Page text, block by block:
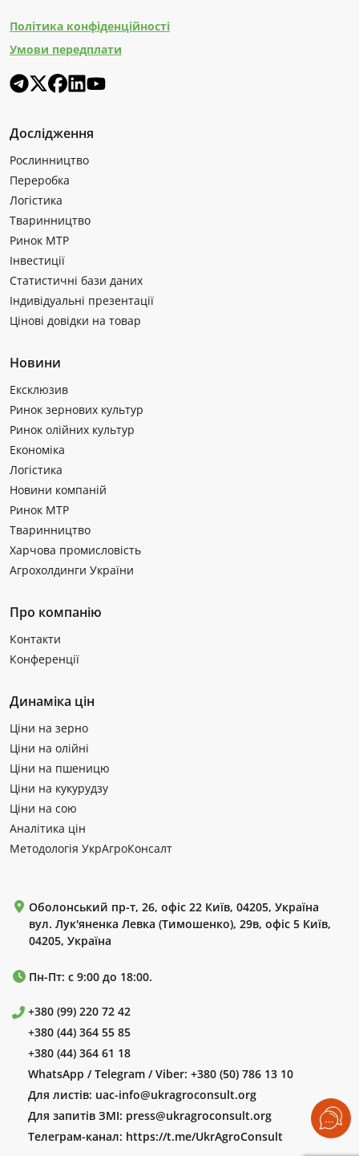
Політика конфіденційності
Умови передплати
Дослідження
Рослинництво
Переробка
Логістика
Тваринництво
Ринок МТР
Інвестиції
Статистичні бази даних
Індивідуальні презентації
Цінові довідки на товар
Новини
Ексклюзив
Ринок зернових культур
Ринок олійних культур
Економіка
Логістика
Новини компаній
Ринок МТР
Тваринництво
Харчова промисловість
Агрохолдинги України
Про компанію
Контакти
Конференції
Динаміка цін
Ціни на зерно
Ціни на олійні
Ціни на пшеницю
Ціни на кукурудзу
Ціни на сою
Аналітика цін
Методологія УкрАгроКонсалт
Оболонський пр-т, 26, офіс 22 Київ, 04205, Україна
вул. Лук'яненка Левка (Тимошенко), 29в, офіс 5 Київ,
04205, Україна
Пн-Пт: с 9:00 до 18:00.
+380 (99) 220 72 42
+380 (44) 364 55 85
+380 (44) 364 61 18
WhatsApp / Telegram / Viber: +380 (50) 786 13 10
Для листів: uac-info@ukragroconsult.org
Для запитів ЗМІ: press@ukragroconsult.org
Телеграм-канал: https://t.me/UkrAgroConsult